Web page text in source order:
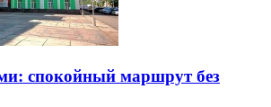
спокойный маршрут без